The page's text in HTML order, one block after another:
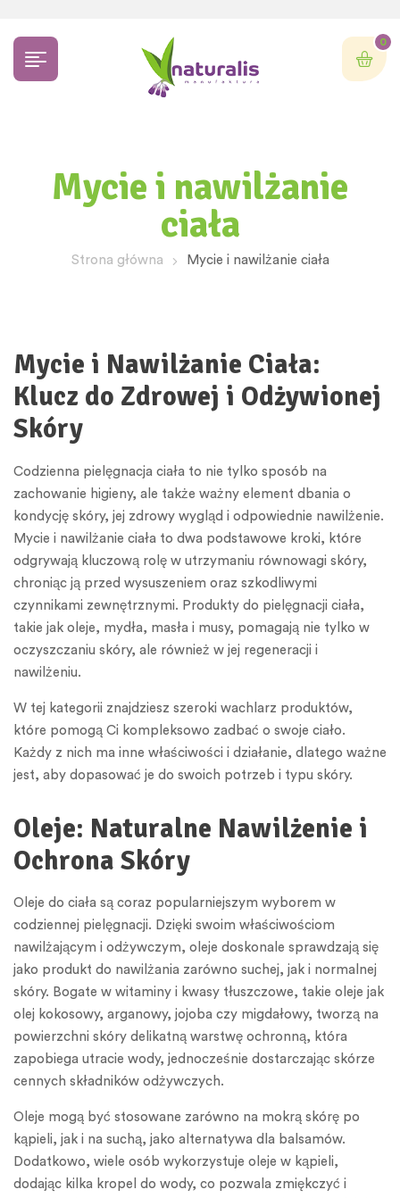
0
Mycie i nawilżanie
ciała
Strona główna Mycie i nawilżanie ciała
Mycie i Nawilżanie Ciała:
Klucz do Zdrowej i Odżywionej
Skóry
Codzienna pielęgnacja ciała to nie tylko sposób na
zachowanie higieny, ale także ważny element dbania o
kondycję skóry, jej zdrowy wygląd i odpowiednie nawilżenie.
Mycie i nawilżanie ciała to dwa podstawowe kroki, które
odgrywają kluczową rolę w utrzymaniu równowagi skóry,
chroniąc ją przed wysuszeniem oraz szkodliwymi
czynnikami zewnętrznymi. Produkty do pielęgnacji ciała,
takie jak oleje, mydła, masła i musy, pomagają nie tylko w
oczyszczaniu skóry, ale również w jej regeneracji i
nawilżeniu.
W tej kategorii znajdziesz szeroki wachlarz produktów,
które pomogą Ci kompleksowo zadbać o swoje ciało.
Każdy z nich ma inne właściwości i działanie, dlatego ważne
jest, aby dopasować je do swoich potrzeb i typu skóry.
Oleje: Naturalne Nawilżenie i
Ochrona Skóry
Oleje do ciała są coraz popularniejszym wyborem w
codziennej pielęgnacji. Dzięki swoim właściwościom
nawilżającym i odżywczym, oleje doskonale sprawdzają się
jako produkt do nawilżania zarówno suchej, jak i normalnej
skóry. Bogate w witaminy i kwasy tłuszczowe, takie oleje jak
olej kokosowy, arganowy, jojoba czy migdałowy, tworzą na
powierzchni skóry delikatną warstwę ochronną, która
zapobiega utracie wody, jednocześnie dostarczając skórze
cennych składników odżywczych.
Oleje mogą być stosowane zarówno na mokrą skórę po
kąpieli, jak i na suchą, jako alternatywa dla balsamów.
Dodatkowo, wiele osób wykorzystuje oleje w kąpieli,
dodając kilka kropel do wody, co pozwala zmiękczyć i